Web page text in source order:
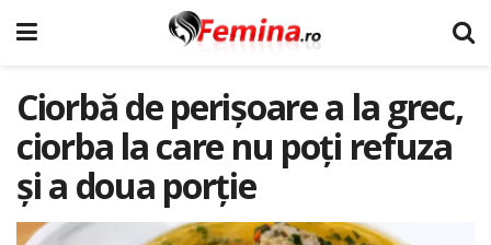
Ciorbă de perișoare a la grec,
ciorba la care nu poți refuza
și a doua porție